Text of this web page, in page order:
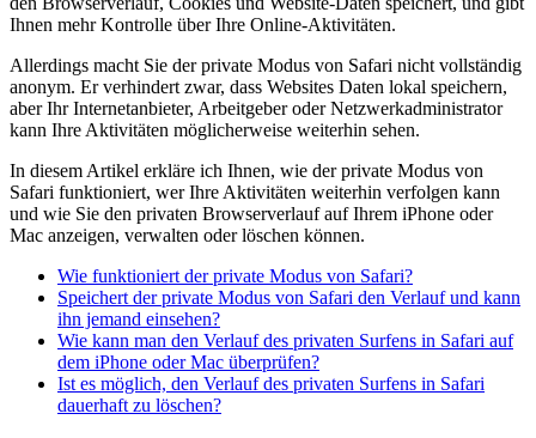
Ihnen mehr Kontrolle über Ihre Online-Aktivitäten.
Allerdings macht Sie der private Modus von Safari nicht vollständig
anonym. Er verhindert zwar, dass Websites Daten lokal speichern,
aber Ihr Internetanbieter, Arbeitgeber oder Netzwerkadministrator
kann Ihre Aktivitäten möglicherweise weiterhin sehen.
In diesem Artikel erkläre ich Ihnen, wie der private Modus von
Safari funktioniert, wer Ihre Aktivitäten weiterhin verfolgen kann
und wie Sie den privaten Browserverlauf auf Ihrem iPhone oder
Mac anzeigen, verwalten oder löschen können.
Wie funktioniert der private Modus von Safari?
Speichert der private Modus von Safari den Verlauf und kann
ihn jemand einsehen?
Wie kann man den Verlauf des privaten Surfens in Safari auf
dem iPhone oder Mac überprüfen?
Ist es möglich, den Verlauf des privaten Surfens in Safari
dauerhaft zu löschen?